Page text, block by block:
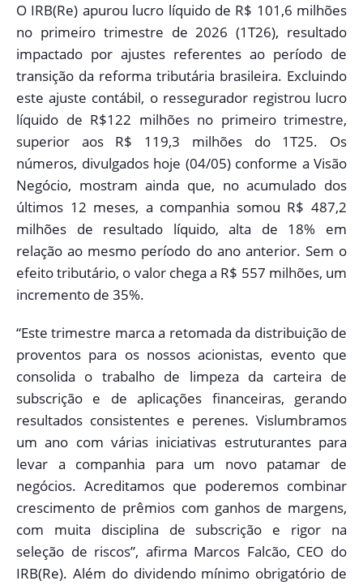
O IRB(Re) apurou lucro líquido de R$ 101,6 milhões
no primeiro trimestre de 2026 (1T26), resultado
impactado por ajustes referentes ao período de
transição da reforma tributária brasileira. Excluindo
este ajuste contábil, o ressegurador registrou lucro
líquido de R$122 milhões no primeiro trimestre,
superior aos R$ 119,3 milhões do 1T25. Os
números, divulgados hoje (04/05) conforme a Visão
Negócio, mostram ainda que, no acumulado dos
últimos 12 meses, a companhia somou R$ 487,2
milhões de resultado líquido, alta de 18% em
relação ao mesmo período do ano anterior. Sem o
efeito tributário, o valor chega a R$ 557 milhões, um
incremento de 35%.
“Este trimestre marca a retomada da distribuição de
proventos para os nossos acionistas, evento que
consolida o trabalho de limpeza da carteira de
subscrição e de aplicações financeiras, gerando
resultados consistentes e perenes. Vislumbramos
um ano com várias iniciativas estruturantes para
levar a companhia para um novo patamar de
negócios. Acreditamos que poderemos combinar
crescimento de prêmios com ganhos de margens,
com muita disciplina de subscrição e rigor na
seleção de riscos”, afirma Marcos Falcão, CEO do
IRB(Re). Além do dividendo mínimo obrigatório de